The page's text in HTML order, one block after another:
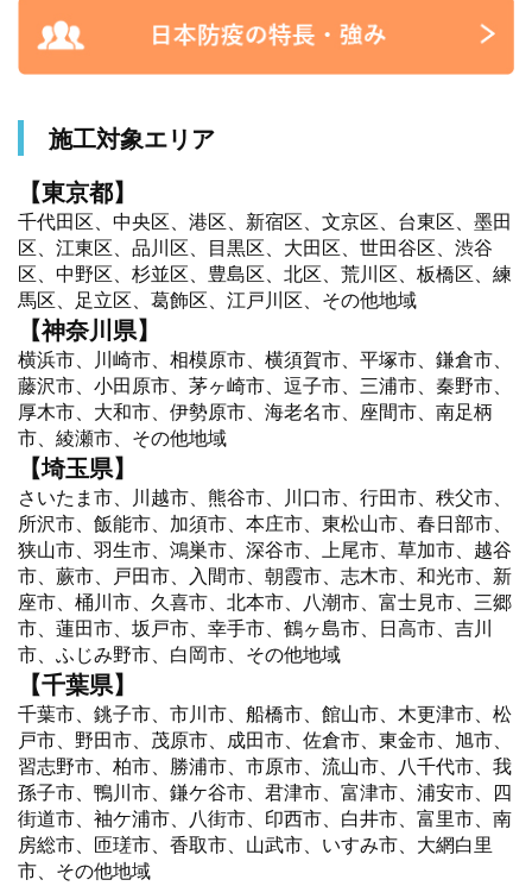
施工対象エリア
【東京都】
千代田区、中央区、港区、新宿区、文京区、台東区、墨田
区、江東区、品川区、目黒区、大田区、世田谷区、渋谷
区、中野区、杉並区、豊島区、北区、荒川区、板橋区、練
馬区、足立区、葛飾区、江戸川区、その他地域
【神奈川県】
横浜市、川崎市、相模原市、横須賀市、平塚市、鎌倉市、
藤沢市、小田原市、茅ヶ崎市、逗子市、三浦市、秦野市、
厚木市、大和市、伊勢原市、海老名市、座間市、南足柄
市、綾瀬市、その他地域
【埼玉県】
さいたま市、川越市、熊谷市、川口市、行田市、秩父市、
所沢市、飯能市、加須市、本庄市、東松山市、春日部市、
狭山市、羽生市、鴻巣市、深谷市、上尾市、草加市、越谷
市、蕨市、戸田市、入間市、朝霞市、志木市、和光市、新
座市、桶川市、久喜市、北本市、八潮市、富士見市、三郷
市、蓮田市、坂戸市、幸手市、鶴ヶ島市、日高市、吉川
市、ふじみ野市、白岡市、その他地域
【千葉県】
千葉市、銚子市、市川市、船橋市、館山市、木更津市、松
戸市、野田市、茂原市、成田市、佐倉市、東金市、旭市、
習志野市、柏市、勝浦市、市原市、流山市、八千代市、我
孫子市、鴨川市、鎌ケ谷市、君津市、富津市、浦安市、四
街道市、袖ケ浦市、八街市、印西市、白井市、富里市、南
房総市、匝瑳市、香取市、山武市、いすみ市、大網白里
市、その他地域